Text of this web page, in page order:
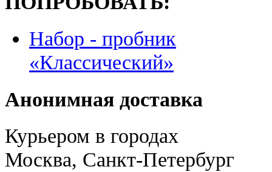
Набор - пробник
«Классический»
Анонимная доставка
Курьером в городах
Москва, Санкт-Петербург